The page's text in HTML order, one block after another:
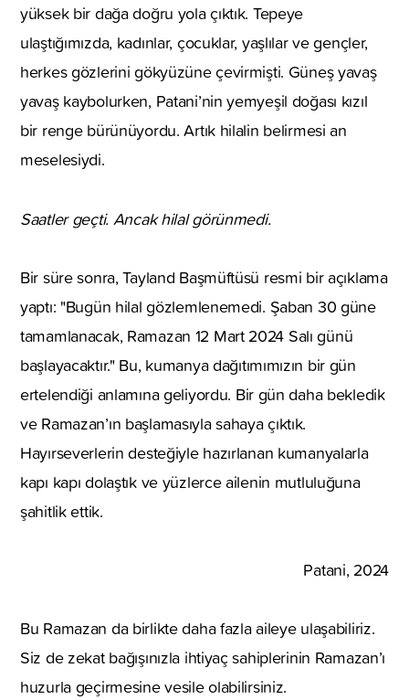
yüksek bir dağa doğru yola çıktık. Tepeye
ulaştığımızda, kadınlar, çocuklar, yaşlılar ve gençler,
herkes gözlerini gökyüzüne çevirmişti. Güneş yavaş
yavaş kaybolurken, Patani’nin yemyeşil doğası kızıl
bir renge bürünüyordu. Artık hilalin belirmesi an
meselesiydi.
Saatler geçti. Ancak hilal görünmedi.
Bir süre sonra, Tayland Başmüftüsü resmi bir açıklama
yaptı: "Bugün hilal gözlemlenemedi. Şaban 30 güne
tamamlanacak, Ramazan 12 Mart 2024 Salı günü
başlayacaktır." Bu, kumanya dağıtımımızın bir gün
ertelendiği anlamına geliyordu. Bir gün daha bekledik
ve Ramazan’ın başlamasıyla sahaya çıktık.
Hayırseverlerin desteğiyle hazırlanan kumanyalarla
kapı kapı dolaştık ve yüzlerce ailenin mutluluğuna
şahitlik ettik.
Patani, 2024
Bu Ramazan da birlikte daha fazla aileye ulaşabiliriz.
Siz de zekat bağışınızla ihtiyaç sahiplerinin Ramazan’ı
huzurla geçirmesine vesile olabilirsiniz.